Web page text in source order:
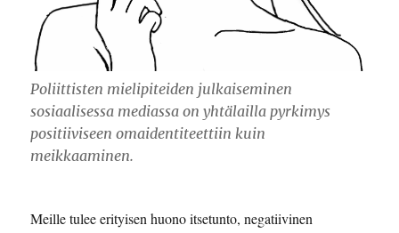
Poliittisten mielipiteiden julkaiseminen
sosiaalisessa mediassa on yhtälailla pyrkimys
positiiviseen omaidentiteettiin kuin
meikkaaminen.
Meille tulee erityisen huono itsetunto, negatiivinen